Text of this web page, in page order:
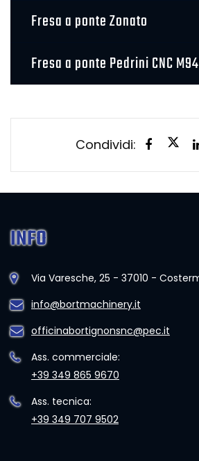
Fresa a ponte Zonato
Fresa a ponte Pedrini CNC
Condividi:
INFO
Via Varesche, 25 - 37010 -
info@bortmachinery.it
officinabortignonsnc@pec.it
Ass. commerciale:
+39 349 865 9670
Ass. tecnica:
+39 349 707 9502